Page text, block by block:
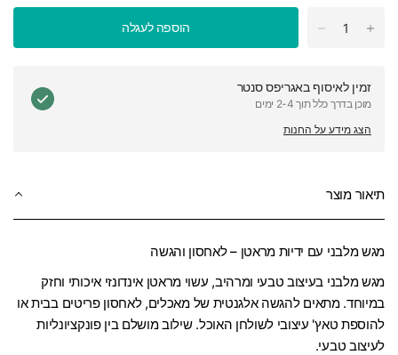
הוספה לעגלה
זמין לאיסוף באגריפס סנטר
מוכן בדרך כלל תוך 2-4 ימים
הצג מידע על החנות
תיאור מוצר
מגש מלבני עם ידיות מראטן – לאחסון והגשה
מגש מלבני בעיצוב טבעי ומרהיב, עשוי מראטן אינדונזי איכותי וחזק
במיוחד. מתאים להגשה אלגנטית של מאכלים, לאחסון פריטים בבית או
להוספת טאץ' עיצובי לשולחן האוכל. שילוב מושלם בין פונקציונליות
לעיצוב טבעי.